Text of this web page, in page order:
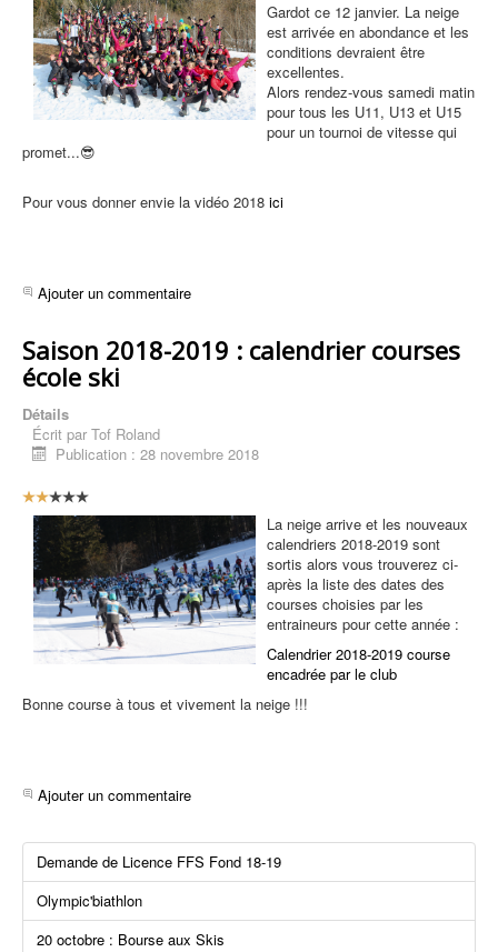
a
e
/
5
Gardot ce 12 janvier. La neige
est arrivée en abondance et les
conditions devraient être
excellentes.
Alors rendez-vous samedi matin
pour tous les U11, U13 et U15
pour un tournoi de vitesse qui
promet...😎
Pour vous donner envie la vidéo 2018 ici
Ajouter un commentaire
Saison 2018-2019 : calendrier courses
école ski
Détails
Écrit par Tof Roland
Publication : 28 novembre 2018
V
a
t
:
La neige arrive et les nouveaux
calendriers 2018-2019 sont
sortis alors vous trouverez ci-
après la liste des dates des
courses choisies par les
entraineurs pour cette année :
Calendrier 2018-2019 course
encadrée par le club
Bonne course à tous et vivement la neige !!!
Ajouter un commentaire
Demande de Licence FFS Fond 18-19
Olympic'biathlon
20 octobre : Bourse aux Skis